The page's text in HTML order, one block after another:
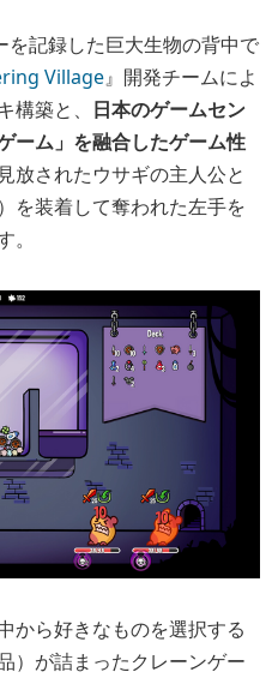
記録した巨大生物の背中で
Village』開発チームによ
築と、 日本のゲームセン
ーム」を融合したゲーム性
放されたウサギの主人公と
を装着して奪われた左手を
から好きなものを選択する
）が詰まったクレーンゲー